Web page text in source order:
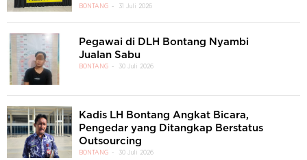
BONTANG 31 Juli 2026
Pegawai di DLH Bontang Nyambi
Jualan Sabu
BONTANG 30 Juli 2026
Kadis LH Bontang Angkat Bicara,
Pengedar yang Ditangkap Berstatus
Outsourcing
BONTANG 30 Juli 2026